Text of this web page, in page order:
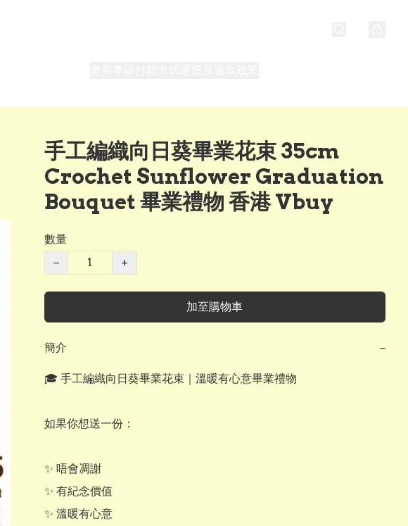
手工編織向日葵畢業花束 35cm
Crochet Sunflower Graduation
Bouquet 畢業禮物 香港 Vbuy
數量
−
+
加至購物車
簡介 −
🎓 手工編織向日葵畢業花束｜溫暖有心意畢業禮物
如果你想送一份：
✨ 唔會凋謝
✨ 有紀念價值
✨ 溫暖有心意